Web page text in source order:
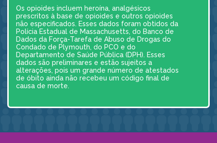
Os opioides incluem heroína, analgésicos
prescritos à base de opioides e outros opioides
não especificados. Esses dados foram obtidos da
Polícia Estadual de Massachusetts, do Banco de
Dados da Força-Tarefa de Abuso de Drogas do
Condado de Plymouth, do PCO e do
Departamento de Saúde Pública (DPH). Esses
dados são preliminares e estão sujeitos a
alterações, pois um grande número de atestados
de óbito ainda não recebeu um código final de
causa de morte.